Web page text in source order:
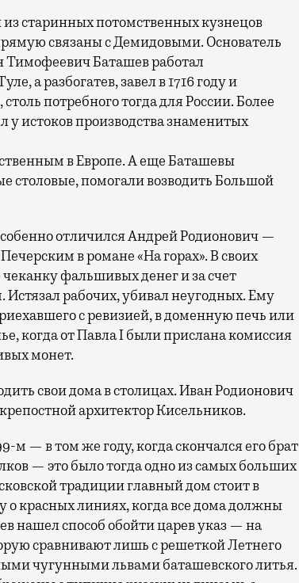
старинных потомственных кузнецов
связаны с Демидовыми. Основатель
Баташев работал
а разбогатев, завел в 1716 году и
потребного тогда для России. Более
истоков производства знаменитых
в Европе. А еще Баташевы
помогали возводить Большой
отличился Андрей Родионович —
в романе «На горах». В своих
фальшивых денег и за счет
рабочих, убивал неугодных. Ему
с ревизией, в доменную печь или
когда от Павла I были прислана комиссия
монет.
свои дома в столицах. Иван Родионович
архитектор Кисельников.
м — в том же году, когда скончался его брат
— это было тогда одно из самых больших
традиции главный дом стоит в
о красных линиях, когда все дома должны
нашел способ обойти царев указ — на
сравнивают лишь с решеткой Летнего
чугунными львами баташевского литья.